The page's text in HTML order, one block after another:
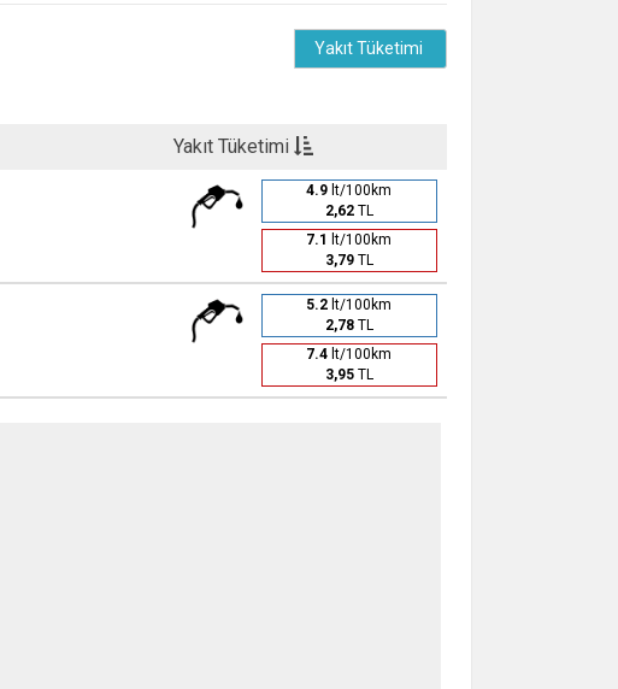
Yakıt Tüketimi
Yakıt Tüketimi
4.9 lt/100km
2,62TL
7.1 lt/100km
3,79TL
5.2 lt/100km
2,78TL
7.4 lt/100km
3,95TL